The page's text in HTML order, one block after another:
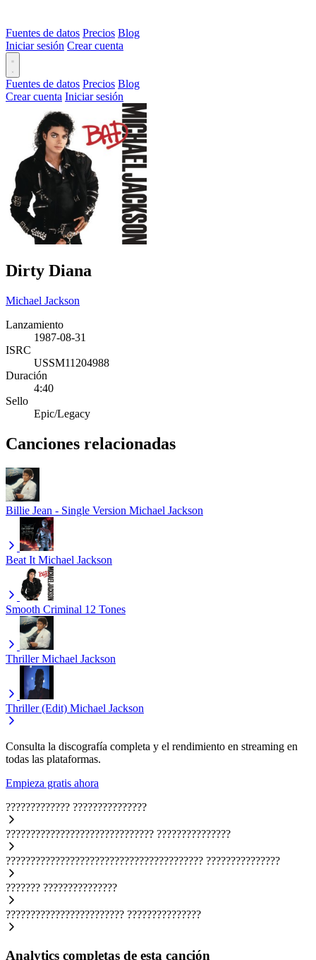
Fuentes de datos Precios Blog
Iniciar sesión Crear cuenta
Fuentes de datos Precios Blog
Crear cuenta Iniciar sesión
Dirty Diana
Michael Jackson
Lanzamiento
1987-08-31
ISRC
USSM11204988
Duración
4:40
Sello
Epic/Legacy
Canciones relacionadas
Billie Jean - Single Version Michael Jackson
Beat It Michael Jackson
Smooth Criminal 12 Tones
Thriller Michael Jackson
Thriller (Edit) Michael Jackson
Consulta la discografía completa y el rendimiento en streaming en
todas las plataformas.
Empieza gratis ahora
????????????? ???????????????
?????????????????????????????? ???????????????
???????????????????????????????????????? ???????????????
??????? ???????????????
???????????????????????? ???????????????
Analytics completas de esta canción